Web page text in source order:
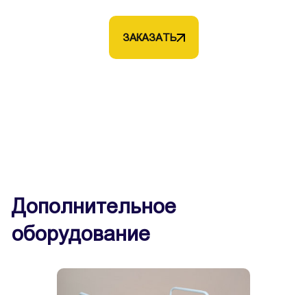
ЗАКАЗАТЬ
Дополнительное
оборудование